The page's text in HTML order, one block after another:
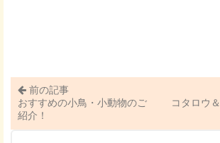
前の記事
おすすめの小鳥・小動物のご
紹介！
コタロウ